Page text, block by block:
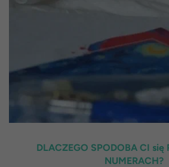
DLACZEGO SPODOBA CI się
NUMERACH?